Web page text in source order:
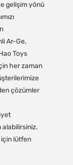
gelişim yönü
Ar-Ge,
Toys
her zaman
çözümler
alabilirsiniz.
için lütfen